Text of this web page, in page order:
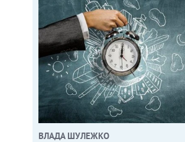
ВЛАДА ШУЛЕЖКО